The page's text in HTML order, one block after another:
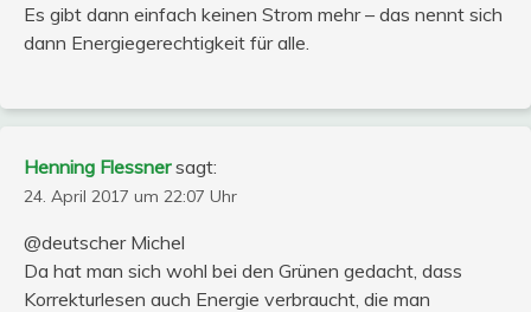
Es gibt dann einfach keinen Strom mehr – das nennt sich
dann Energiegerechtigkeit für alle.
Henning Flessner sagt:
24. April 2017 um 22:07 Uhr
@deutscher Michel
Da hat man sich wohl bei den Grünen gedacht, dass
Korrekturlesen auch Energie verbraucht, die man